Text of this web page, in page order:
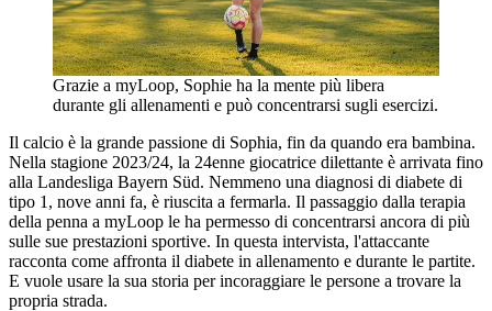
Grazie a myLoop, Sophie ha la mente più libera
durante gli allenamenti e può concentrarsi sugli esercizi.
Il calcio è la grande passione di Sophia, fin da quando era bambina.
Nella stagione 2023/24, la 24enne giocatrice dilettante è arrivata fino
alla Landesliga Bayern Süd. Nemmeno una diagnosi di diabete di
tipo 1, nove anni fa, è riuscita a fermarla. Il passaggio dalla terapia
della penna a myLoop le ha permesso di concentrarsi ancora di più
sulle sue prestazioni sportive. In questa intervista, l'attaccante
racconta come affronta il diabete in allenamento e durante le partite.
E vuole usare la sua storia per incoraggiare le persone a trovare la
propria strada.